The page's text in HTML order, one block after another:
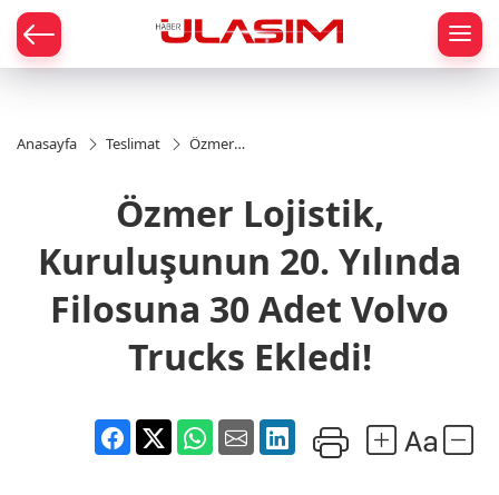
Anasayfa Teslimat
Özmer
20. Yılında
Filosuna 30
Trucks
Özmer Lojistik,
Kuruluşunun 20. Yılında
Filosuna 30 Adet Volvo
Trucks Ekledi!